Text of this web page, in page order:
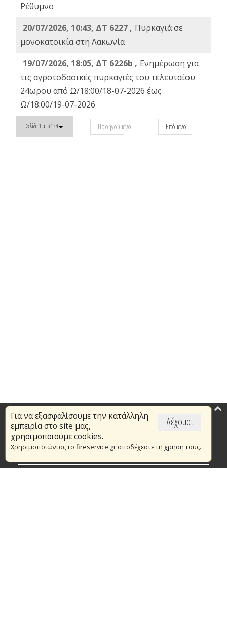
Ρέθυμνο
20/07/2026, 10:43, ΔΤ 6227 , Πυρκαγιά σε
μονοκατοικία στη Λακωνία
19/07/2026, 18:05, ΔΤ 6226b , Ενημέρωση για
τις αγροτοδασικές πυρκαγιές του τελευταίου
24ωρου από Ω/18:00/18-07-2026 έως
Ω/18:00/19-07-2026
Σελίδα 1 από 134 Προηγούμενο Επόμενο
Δέχομαι
Για να εξασφαλίσουμε την κατάλληλη
εμπειρία στο site μας,
χρησιμοποιούμε cookies.
Χρησιμοποιώντας το fireservice.gr αποδέχεστε τη χρήση τους.
Επικαιρότητα
Το Πυροσβεστικό Σώμα